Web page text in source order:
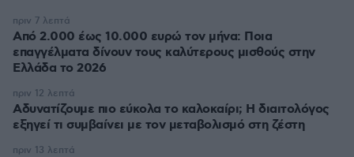
Από 2.000 έως 10.000 ευρώ τον μήνα: Ποια
επαγγέλματα δίνουν τους καλύτερους μισθούς στην
Ελλάδα το 2026
πριν 7 λεπτά
Αδυνατίζουμε πιο εύκολα το καλοκαίρι; Η διαιτολόγος
εξηγεί τι συμβαίνει με τον μεταβολισμό στη ζέστη
πριν 12 λεπτά
πριν 13 λεπτά